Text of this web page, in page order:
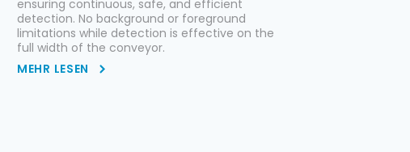
ensuring continuous, safe, and efficient
detection. No background or foreground
limitations while detection is effective on the
full width of the conveyor.
MEHR LESEN